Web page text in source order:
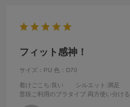
フィット感神！
サイズ：PU 色：D70
着けごこち:良い シルエット :満足
普段ご利用のブラタイプ :両方使い分ける